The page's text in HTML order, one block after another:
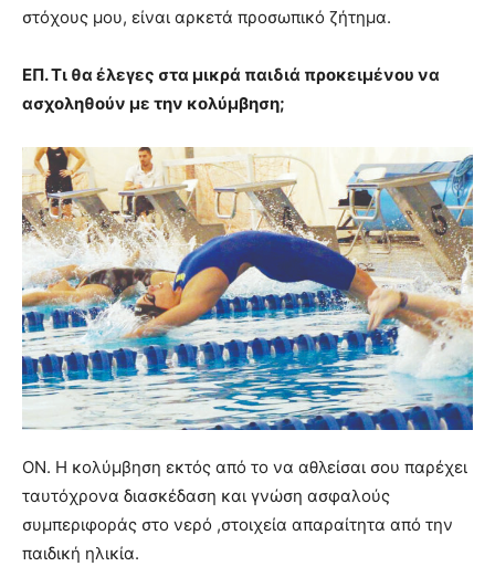
στόχους μου, είναι αρκετά προσωπικό ζήτημα.
ΕΠ. Τι θα έλεγες στα μικρά παιδιά προκειμένου να
ασχοληθούν με την κολύμβηση;
ΟΝ. Η κολύμβηση εκτός από το να αθλείσαι σου παρέχει
ταυτόχρονα διασκέδαση και γνώση ασφαλούς
συμπεριφοράς στο νερό ,στοιχεία απαραίτητα από την
παιδική ηλικία.